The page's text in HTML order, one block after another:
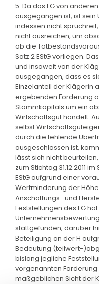
5. Da das FG von
ausgegangen ist, ist sein
indessen nicht
nicht ausreichen, um
ob die
Satz 2 EStG vorliegen.
und insoweit von der
ausgegangen, dass es
Einzelanteil der Klägerin
ergebenden Forderung
Stammkapitals um ein
Wirtschaftsgut handelt.
selbst
durch die fehlende
ausgeschlossen ist,
lässt sich nicht
zum Stichtag 31.12.2011
EStG aufgrund einer
Wertminderung der
Anschaffungs- und
Feststellungen des FG
stattgefunden; darüber
Beteiligung an der H
Bedeutung (teilwert-
bislang jegliche
vorgenannten
maßgeblichen Sicht der